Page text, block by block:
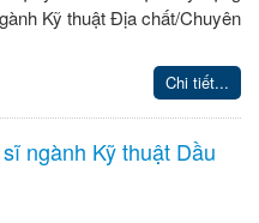
Kỹ thuật Địa chất/Chuyên
Chi tiết...
ngành Kỹ thuật Dầu